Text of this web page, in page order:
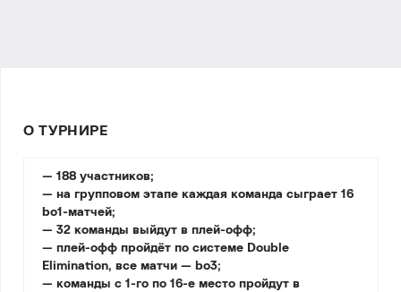
О ТУРНИРЕ
— 188 участников;
— на групповом этапе каждая команда сыграет 16
bo1-матчей;
— 32 команды выйдут в плей-офф;
— плей-офф пройдёт по системе Double
Elimination, все матчи — bo3;
— команды с 1-го по 16-е место пройдут в